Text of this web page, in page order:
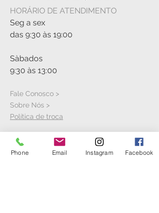
HORÁRIO DE ATENDIMENTO
Seg a sex
das 9:30 às 19:00
Sàbados
9:30 às 13:00
Fale Conosco >
Sobre Nós >
Política de troca
VISITE A LOJA
Phone Email Instagram Facebook